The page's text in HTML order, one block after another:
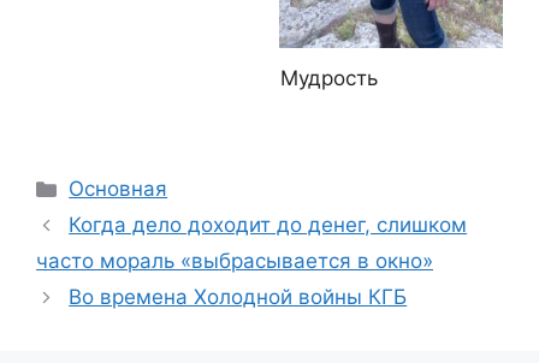
Мудрость
Рубрики
Основная
Когда дело доходит до денег, слишком
часто мораль «выбрасывается в окно»
Во времена Холодной войны КГБ